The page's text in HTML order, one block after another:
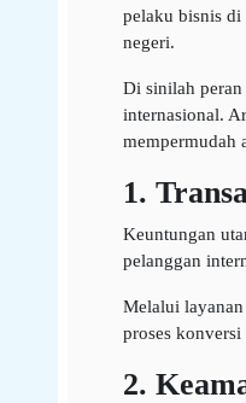
pelaku bisnis di
negeri.
Di sinilah peran
internasional.
mempermudah
1.
Keuntungan
pelanggan
Melalui
proses
2.